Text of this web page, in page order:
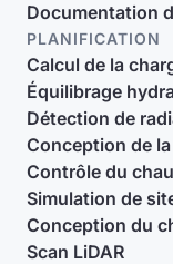
Documentation
PLANIFICATION
Calcul de la
Équilibrage
Détection de
Conception de
Contrôle du
Simulation de
Conception du
Scan LiDAR